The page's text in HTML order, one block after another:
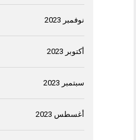
نوفمبر 2023
أكتوبر 2023
سبتمبر 2023
أغسطس 2023